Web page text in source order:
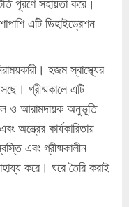
পূরণে সহায়তা করে।
এটি ডিহাইড্রেশন
হজম স্বাস্থ্যের
গ্রীষ্মকালে এটি
ও আরামদায়ক অনুভূতি
অন্ত্রের কার্যকারিতায়
এবং গ্রীষ্মকালীন
করে। ঘরে তৈরি করাই